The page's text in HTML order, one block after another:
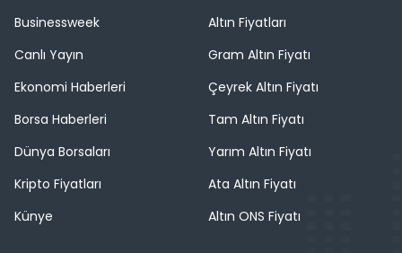
Businessweek
Canlı Yayın
Ekonomi Haberleri
Borsa Haberleri
Dünya Borsaları
Kripto Fiyatları
Künye
Altın Fiyatları
Gram Altın Fiyatı
Çeyrek Altın Fiyatı
Tam Altın Fiyatı
Yarım Altın Fiyatı
Ata Altın Fiyatı
Altın ONS Fiyatı